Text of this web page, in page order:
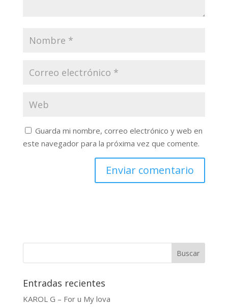
Guarda mi nombre, correo electrónico y web en
este navegador para la próxima vez que comente.
Buscar
Entradas recientes
KAROL G – For u My lova